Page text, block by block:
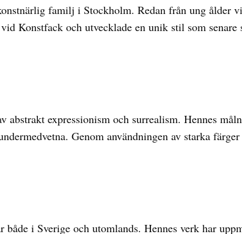
familj i Stockholm. Redan från ung ålder
Konstfack och utvecklade en unik stil som senare
abstrakt expressionism och surrealism. Hennes
Genom användningen av starka
i Sverige och utomlands. Hennes verk har